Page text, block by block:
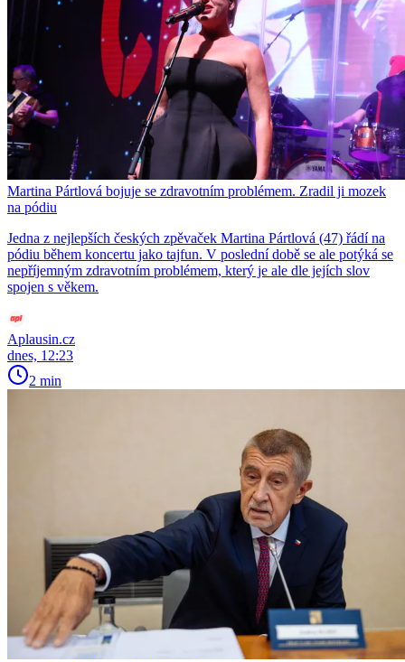
Martina Pártlová bojuje se zdravotním problémem. Zradil ji mozek
na pódiu
Jedna z nejlepších českých zpěvaček Martina Pártlová (47) řádí na
pódiu během koncertu jako tajfun. V poslední době se ale potýká se
nepříjemným zdravotním problémem, který je ale dle jejích slov
spojen s věkem.
Aplausin.cz
dnes, 12:23
2 min